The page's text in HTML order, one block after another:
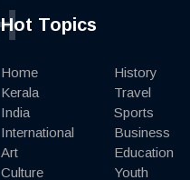
Hot Topics
Home
Kerala
India
International
Art
Culture
History
Travel
Sports
Business
Education
Youth